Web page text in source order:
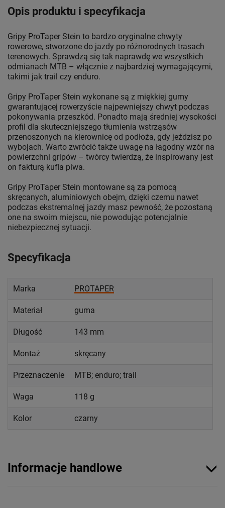
Opis produktu i specyfikacja
Gripy ProTaper Stein to bardzo oryginalne chwyty
rowerowe, stworzone do jazdy po różnorodnych trasach
terenowych. Sprawdzą się tak naprawdę we wszystkich
odmianach MTB – włącznie z najbardziej wymagającymi,
takimi jak trail czy enduro.
Gripy ProTaper Stein wykonane są z miękkiej gumy
gwarantującej rowerzyście najpewniejszy chwyt podczas
pokonywania przeszkód. Ponadto mają średniej wysokości
profil dla skuteczniejszego tłumienia wstrząsów
przenoszonych na kierownicę od podłoża, gdy jeździsz po
wybojach. Warto zwrócić także uwagę na łagodny wzór na
powierzchni gripów – twórcy twierdzą, że inspirowany jest
on fakturą kufla piwa.
Gripy ProTaper Stein montowane są za pomocą
skręcanych, aluminiowych obejm, dzięki czemu nawet
podczas ekstremalnej jazdy masz pewność, że pozostaną
one na swoim miejscu, nie powodując potencjalnie
niebezpiecznej sytuacji.
Specyfikacja
Marka PROTAPER
Materiał guma
Długość 143 mm
Montaż skręcany
Przeznaczenie MTB; enduro; trail
Waga 118 g
Kolor czarny
Informacje handlowe